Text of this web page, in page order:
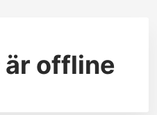
är offline